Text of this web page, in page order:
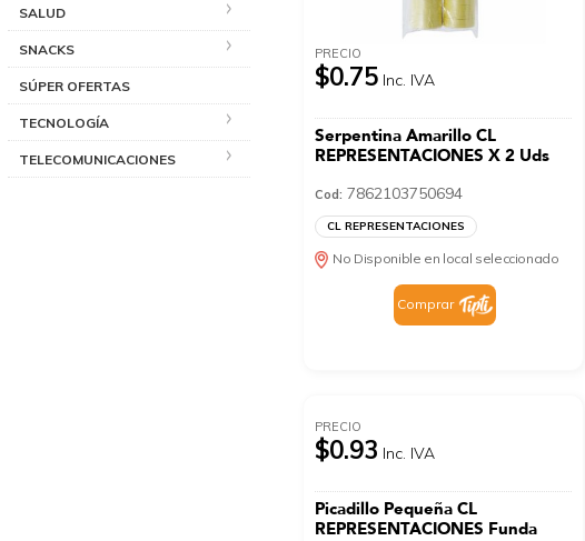
SALUD
SNACKS
SÚPER OFERTAS
TECNOLOGÍA
TELECOMUNICACIONES
PRECIO
$0.75 Inc. IVA
Serpentina Amarillo CL
REPRESENTACIONES X 2 Uds
Cod: 7862103750694
CL REPRESENTACIONES
No Disponible en local seleccionado
Comprar
PRECIO
$0.93 Inc. IVA
Picadillo Pequeña CL
REPRESENTACIONES Funda